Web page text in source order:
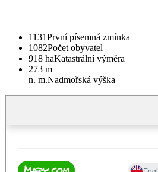
1131První písemná zmínka
1082Počet obyvatel
918 haKatastrální výměra
273 m
n. m.Nadmořská výška